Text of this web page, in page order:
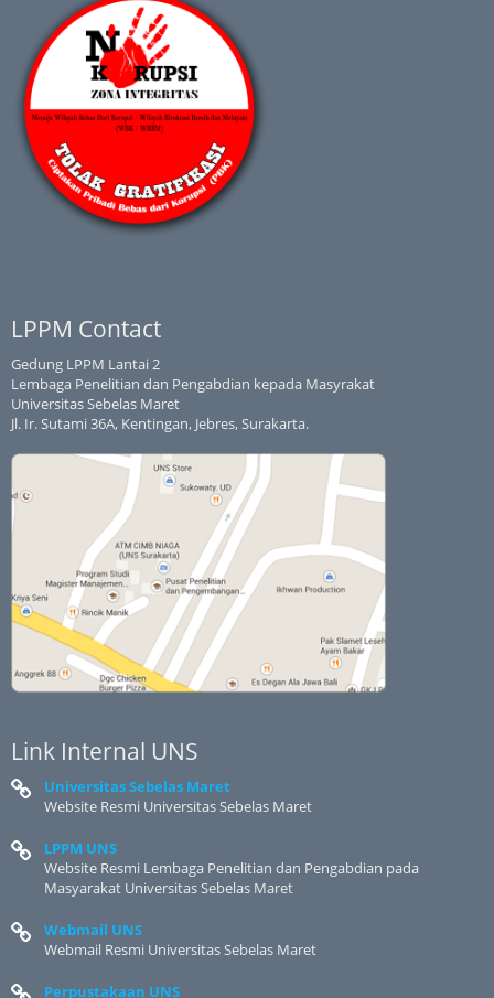
LPPM Contact
Gedung LPPM Lantai 2
Lembaga Penelitian dan Pengabdian kepada Masyrakat
Universitas Sebelas Maret
Jl. Ir. Sutami 36A, Kentingan, Jebres, Surakarta.
Link Internal UNS
Universitas Sebelas Maret
Website Resmi Universitas Sebelas Maret
LPPM UNS
Website Resmi Lembaga Penelitian dan Pengabdian pada
Masyarakat Universitas Sebelas Maret
Webmail UNS
Webmail Resmi Universitas Sebelas Maret
Perpustakaan UNS